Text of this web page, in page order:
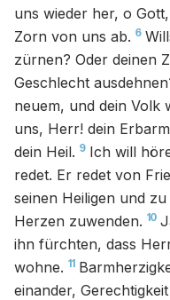
uns wieder her, o
Zorn von uns ab. 6
zürnen? Oder deinen
Geschlecht
neuem, und dein Volk
uns, Herr! dein
dein Heil. 9 Ich will
redet. Er redet von
seinen Heiligen und
Herzen zuwenden. 10
ihn fürchten, dass
wohne. 11
einander,